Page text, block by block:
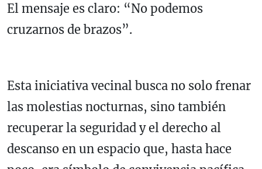
El mensaje es claro: “No podemos
cruzarnos de brazos”.
Esta iniciativa vecinal busca no solo frenar
las molestias nocturnas, sino también
recuperar la seguridad y el derecho al
descanso en un espacio que, hasta hace